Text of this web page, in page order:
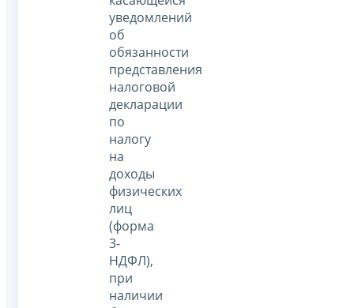
уведомлений
об
обязанности
представления
налоговой
декларации
по
налогу
на
доходы
физических
лиц
(форма
3-
НДФЛ),
при
наличии